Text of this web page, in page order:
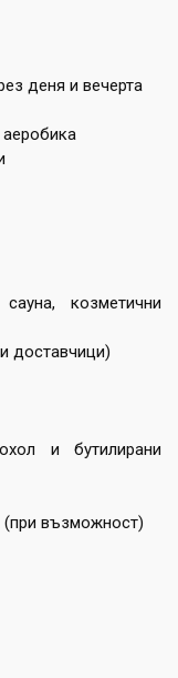
деня и вечерта
козметични
доставчици)
и бутилирани
възможност)